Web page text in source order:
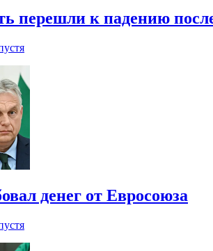
перешли к падению
денег от Евросоюза